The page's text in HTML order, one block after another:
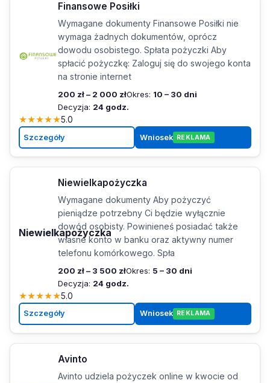
Finansowe Posiłki
Wymagane dokumenty Finansowe Posiłki nie
wymaga żadnych dokumentów, oprócz
dowodu osobistego. Spłata pożyczki Aby
spłacić pożyczkę: Zaloguj się do swojego konta
na stronie internet
200 zł – 2 000 złOkres: 10 – 30 dni
Decyzja: 24 godz.
★★★★★5.0
Szczegóły Wniosek REKLAMA
Niewielkapożyczka
Niewielkapożyczka
Wymagane dokumenty Aby pożyczyć
pieniądze potrzebny Ci będzie wyłącznie
dowód osobisty. Powinieneś posiadać także
własne konto w banku oraz aktywny numer
telefonu komórkowego. Spła
200 zł – 3 500 złOkres: 5 – 30 dni
Decyzja: 24 godz.
★★★★★5.0
Szczegóły Wniosek REKLAMA
Avinto
Avinto udziela pożyczek online w kwocie od